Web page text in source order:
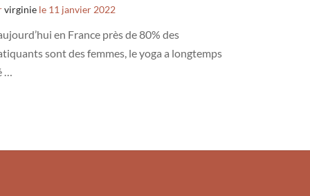
virginie le 11 janvier 2022
en France près de 80% des
sont des femmes, le yoga a longtemps